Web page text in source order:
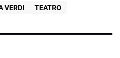
VERDI TEATRO